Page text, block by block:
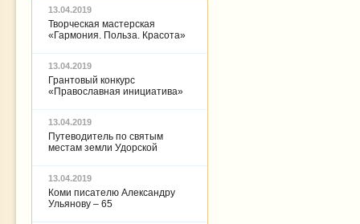
13.04.2019
Творческая мастерская
«Гармония. Польза. Красота»
13.04.2019
Грантовый конкурс
«Православная инициатива»
13.04.2019
Путеводитель по святым
местам земли Удорской
13.04.2019
Коми писателю Александру
Ульянову – 65